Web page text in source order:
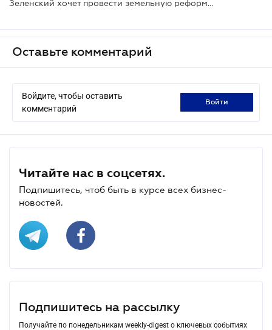
Зеленский хочет провести земельную реформу и вернуть казино
Оставьте комментарий
Войдите, чтобы оставить
комментарий
войти
Читайте нас в соцсетях.
Подпишитесь, чтоб быть в курсе всех бизнес-
новостей.
Подпишитесь на рассылку
Получайте по понедельникам weekly-digest о ключевых событиях